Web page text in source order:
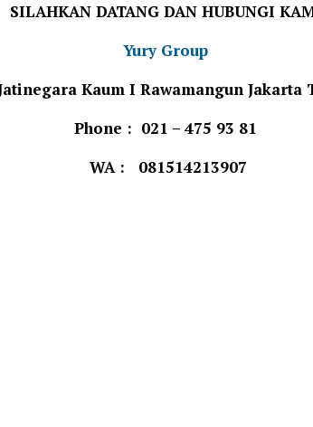
SILAHKAN DATANG DAN HUBUNGI
Yury Group
Kaum I Rawamangun Jakarta
Phone : 021 – 475 93 81
WA : 081514213907